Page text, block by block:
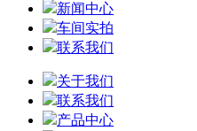
新闻中心
车间实拍
联系我们
关于我们
联系我们
产品中心